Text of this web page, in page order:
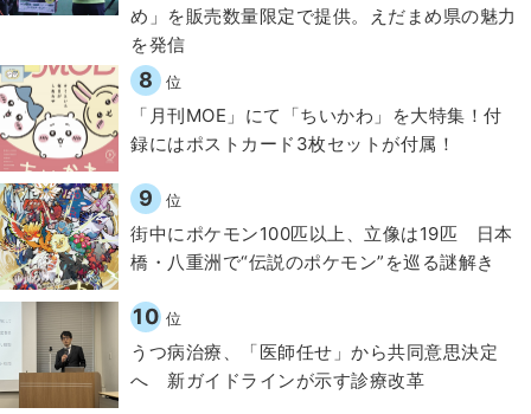
め」を販売数量限定で提供。えだまめ県の魅力
を発信
8 位
「月刊MOE」にて「ちいかわ」を大特集！付
録にはポストカード3枚セットが付属！
9 位
街中にポケモン100匹以上、立像は19匹 日本
橋・八重洲で“伝説のポケモン”を巡る謎解き
10 位
うつ病治療、「医師任せ」から共同意思決定
へ 新ガイドラインが示す診療改革